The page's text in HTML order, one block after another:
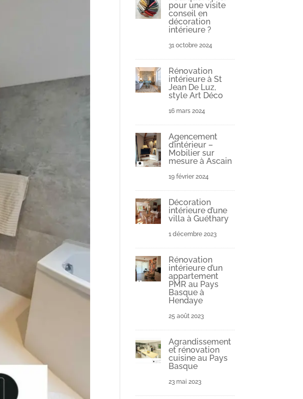
pour une visite
conseil en
décoration
intérieure ?
31 octobre 2024
Rénovation
intérieure à St
Jean De Luz,
style Art Déco
16 mars 2024
Agencement
d’intérieur –
Mobilier sur
mesure à Ascain
19 février 2024
Décoration
intérieure d’une
villa à Guéthary
1 décembre 2023
Rénovation
intérieure d’un
appartement
PMR au Pays
Basque à
Hendaye
25 août 2023
Agrandissement
et rénovation
cuisine au Pays
Basque
23 mai 2023